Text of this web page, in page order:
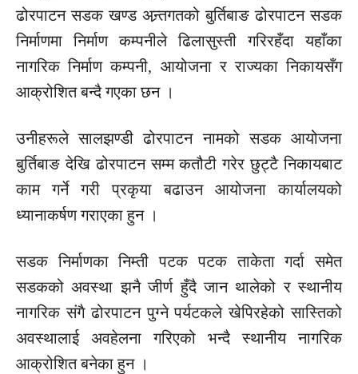
ढोरपाटन सडक खण्ड अन्र्तगतको बुर्तिबाङ ढोरपाटन सडक
निर्माणमा निर्माण कम्पनीले ढिलासुस्ती गरिरहँदा यहाँका
नागरिक निर्माण कम्पनी, आयोजना र राज्यकानिकायसँग
आक्रोशितबन्दै गएका छन ।
उनीहरूलेसालझण्डी ढोरपाटन नामको सडक आयोजना
बुर्तिबाङ देखि ढोरपाटन सम्मकतौटी गरेर छुट्टै निकायबाट
काम गर्ने गरीप्रकृया बढाउन आयोजना कार्यालयको
ध्यानाकर्षणगराएका हुन ।
सडक निर्माणकानिम्ती पटक पटक ताकेता गर्दा समेत
सडकको अवस्था झनैजीर्णहुँदै जान थालेको र स्थानीय
नागरिकसंगैढोरपाटन पुग्ने पर्यटकले खेपिरहेकोसास्तिको
अवस्थालाई अवहेलना गरिएको भन्दै स्थानीय नागरिक
आक्रोशितबनेका हुन ।